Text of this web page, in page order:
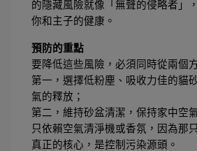
的隱藏風險就像「無聲的侵略者」
你和主子的健康。
預防的重點
要降低這些風險，必須同時從兩個
第一，選擇低粉塵、吸收力佳的貓
氣的釋放；
第二，維持砂盆清潔，保持家中空
只依賴空氣清淨機或香氛，因為那
真正的核心，是控制污染源頭。